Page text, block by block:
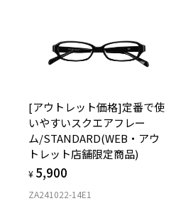
[アウトレット価格]定番で使
いやすいスクエアフレー
ム/STANDARD(WEB・アウ
トレット店舗限定商品)
¥ 5,900
ZA241022-14E1